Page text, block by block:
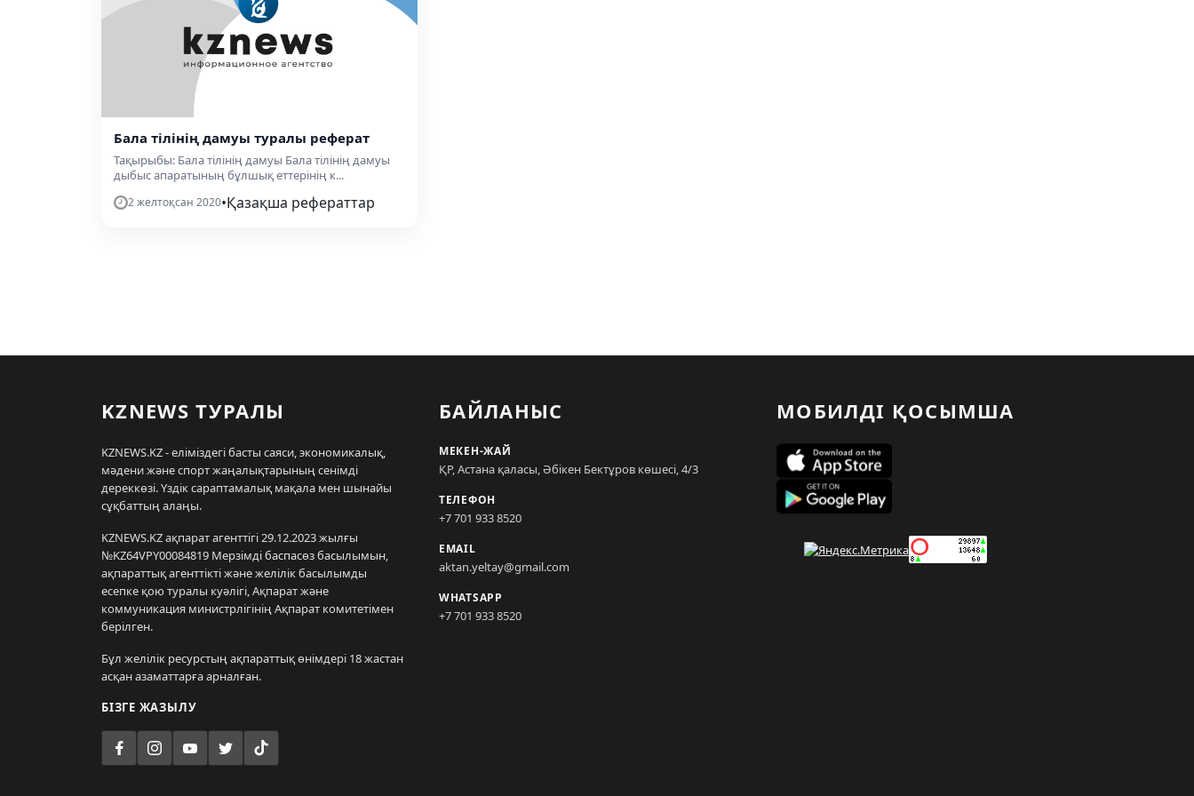
Бала тілінің дамуы туралы реферат
Тақырыбы: Бала тілінің дамуы Бала тілінің дамуы
дыбыс апаратының бұлшық еттерінің к...
2 желтоқсан 2020•Қазақша рефераттар
KZNEWS ТУРАЛЫ
KZNEWS.KZ - еліміздегі басты саяси, экономикалық,
мәдени және спорт жаңалықтарының сенімді
дереккөзі. Үздік сараптамалық мақала мен шынайы
сұқбаттың алаңы.
KZNEWS.KZ ақпарат агенттігі 29.12.2023 жылғы
№KZ64VPY00084819 Мерзімді баспасөз басылымын,
ақпараттық агенттікті және желілік басылымды
есепке қою туралы куәлігі, Ақпарат және
коммуникация министрлігінің Ақпарат комитетімен
берілген.
Бұл желілік ресурстың ақпараттық өнімдері 18 жастан
асқан азаматтарға арналған.
БІЗГЕ ЖАЗЫЛУ
БАЙЛАНЫС
МЕКЕН-ЖАЙ
ҚР, Астана қаласы, Әбікен Бектұров көшесі, 4/3
ТЕЛЕФОН
+7 701 933 8520
EMAIL
aktan.yeltay@gmail.com
WHATSAPP
+7 701 933 8520
МОБИЛДІ ҚОСЫМША